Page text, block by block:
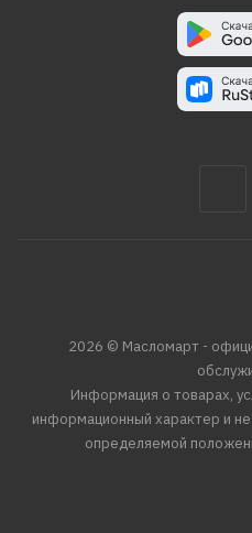
2026 © Масломарт -
Информация о товарах,
информационный характер и
определяемой